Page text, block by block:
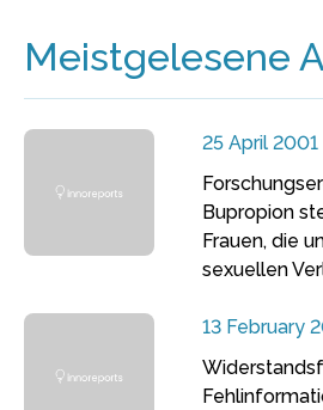
Meistgelesene
25 April 2001
Bupropion
Frauen, die
sexuellen
13 February